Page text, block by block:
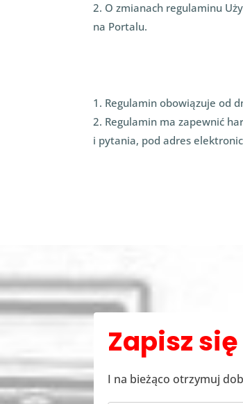
2. O zmianach regulaminu
na Portalu.
1. Regulamin obowiązuje od
2. Regulamin ma zapewnić
i pytania, pod adres
Zapisz
I na bieżąco otrzymuj